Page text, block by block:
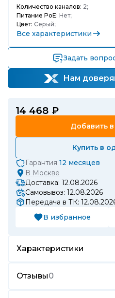
Количество каналов: 2;
Питание PoE: Нет;
Цвет: Серый;
Все характеристики
Задать
Нам
14 468 ₽
Добавить
Купить в
Гарантия 12 месяцев
В Москве
Доставка: 12.08.2026
Самовывоз: 12.08.2026
Передача в ТК:
В избранное
Характеристики
Отзывы0